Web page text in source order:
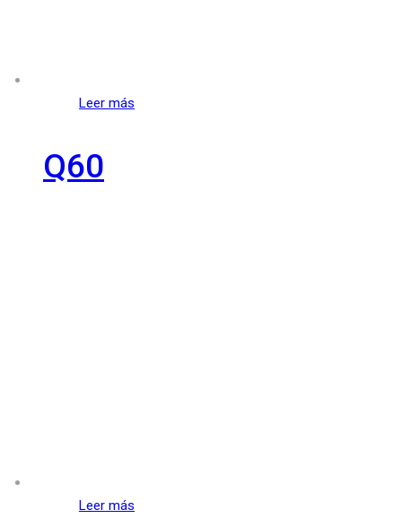
Leer más
Q60
Leer más